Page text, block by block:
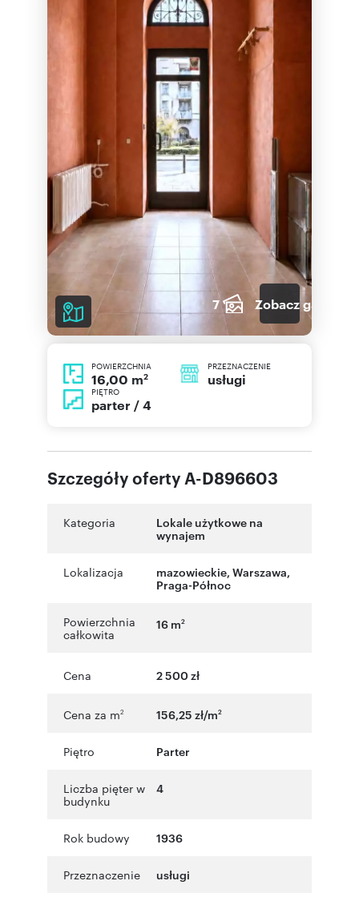
7 Zobacz galerię
POWIERZCHNIA
16,00 m2
PRZEZNACZENIE
usługi
PIĘTRO
parter / 4
Szczegóły oferty A-D896603
Kategoria
Lokale użytkowe na
wynajem
Lokalizacja mazowieckie, Warszawa,
Praga-Północ
Powierzchnia
całkowita
16 m2
Cena 2 500 zł
Cena za m2 156,25 zł/m2
Piętro Parter
Liczba pięter w
budynku
4
Rok budowy 1936
Przeznaczenie usługi